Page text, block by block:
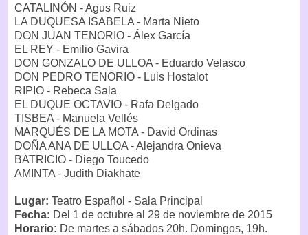
CATALINÓN - Agus Ruiz
LA DUQUESA ISABELA - Marta Nieto
DON JUAN TENORIO - Álex García
EL REY - Emilio Gavira
DON GONZALO DE ULLOA - Eduardo Velasco
DON PEDRO TENORIO - Luis Hostalot
RIPIO - Rebeca Sala
EL DUQUE OCTAVIO - Rafa Delgado
TISBEA - Manuela Vellés
MARQUÉS DE LA MOTA - David Ordinas
DOÑA ANA DE ULLOA - Alejandra Onieva
BATRICIO - Diego Toucedo
AMINTA - Judith Diakhate
Lugar: Teatro Español - Sala Principal
Fecha: Del 1 de octubre al 29 de noviembre de 2015
Horario: De martes a sábados 20h. Domingos, 19h.